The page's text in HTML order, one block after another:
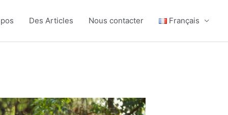
Des Articles Nous contacter Français